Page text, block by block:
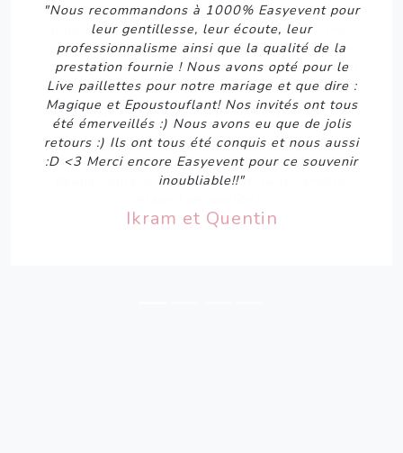
"Je vous recommande Easyevent sans hésiter
pour leur prestation de qualité, vous ne serez
pas déçus ! J'ai fait appel à Easyevent pour le
gâteau d'anniversaire de mon père et pour leur
photobooth. Ils sont très professionnels et ont
répondu à toutes nos attentes. Le gâteau fait
sur mesure était de qualité, visuellement et
gustativement [...]. Le photobooth avec son
filtre personnalisé nous a permis de garder de
beaux souvenirs et en plus de ça les photos
Previous